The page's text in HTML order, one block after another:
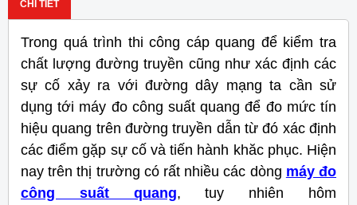
CHI TIẾT
Trong quá trình thi công cáp quang để kiểm tra
chất lượng đường truyền cũng như xác định các
sự cố xảy ra với đường dây mạng ta cần sử
dụng tới máy đo công suất quang để đo mức tín
hiệu quang trên đường truyền dẫn từ đó xác định
các điểm gặp sự cố và tiến hành khăc phục. Hiện
nay trên thị trường có rất nhiều các dòng máy đo
công suất quang, tuy nhiên hôm